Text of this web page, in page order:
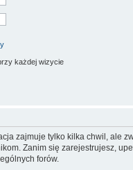
każdej wizycie
zajmuje tylko kilka chwil, ale
Zanim się zarejestrujesz,
forów.